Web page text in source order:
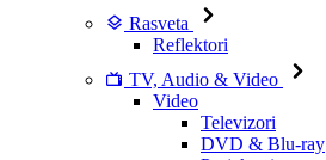
Rasveta
Reflektori
TV, Audio & Video
Video
Televizori
DVD & Blu-ray